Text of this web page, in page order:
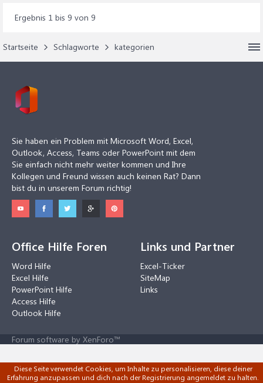
Ergebnis 1 bis 9 von 9
Startseite Schlagworte kategorien
Sie haben ein Problem mit Microsoft Word, Excel,
Outlook, Access, Teams oder PowerPoint mit dem
Sie einfach nicht mehr weiter kommen und Ihre
Kollegen und Freund wissen auch keinen Rat? Dann
bist du in unserem Forum richtig!
Office Hilfe Foren
Word Hilfe
Excel Hilfe
PowerPoint Hilfe
Access Hilfe
Outlook Hilfe
Links und Partner
Excel-Ticker
SiteMap
Links
Forum software by XenForo™
Diese Seite verwendet Cookies, um Inhalte zu personalisieren, diese deiner
Erfahrung anzupassen und dich nach der Registrierung angemeldet zu halten.